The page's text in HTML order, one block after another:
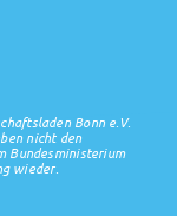
Bonn e.V.
nicht den
Bundesministerium
wieder.